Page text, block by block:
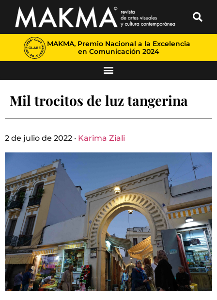
MAKMA, Premio Nacional a la Excelencia
en Comunicación 2024
Mil trocitos de luz tangerina
2 de julio de 2022 · Karima Ziali